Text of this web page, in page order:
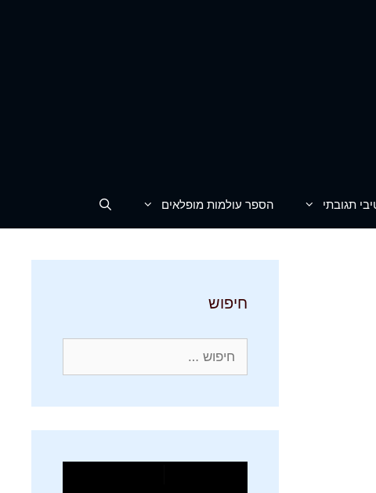
תגובתי הספר עולמות מופלאים
חיפוש